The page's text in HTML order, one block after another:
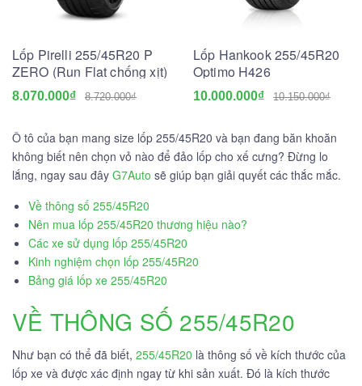
Lốp Pirelli 255/45R20 P
ZERO (Run Flat chống xịt)
8.070.000₫ 8.720.000₫
Lốp Hankook 255/45R20
Optimo H426
10.000.000₫ 10.150.000₫
Ô tô của bạn mang size lốp 255/45R20 và bạn đang băn khoăn
không biết nên chọn vỏ nào để đảo lốp cho xế cưng? Đừng lo
lắng, ngay sau đây G7Auto sẽ giúp bạn giải quyết các thắc mắc.
Về thông số 255/45R20
Nên mua lốp 255/45R20 thương hiệu nào?
Các xe sử dụng lốp 255/45R20
Kinh nghiệm chọn lốp 255/45R20
Bảng giá lốp xe 255/45R20
VỀ THÔNG SỐ 255/45R20
Như bạn có thể đã biết, 255/45R20 là thông số về kích thước của
lốp xe và được xác định ngay từ khi sản xuất. Đó là kích thước